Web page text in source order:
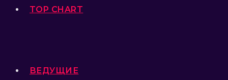
TOP CHART
ВЕДУЩИЕ